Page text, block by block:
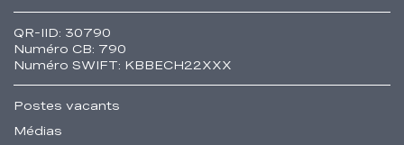
QR-IID: 30790
Numéro CB: 790
Numéro SWIFT: KBBECH22XXX
Postes vacants
Médias